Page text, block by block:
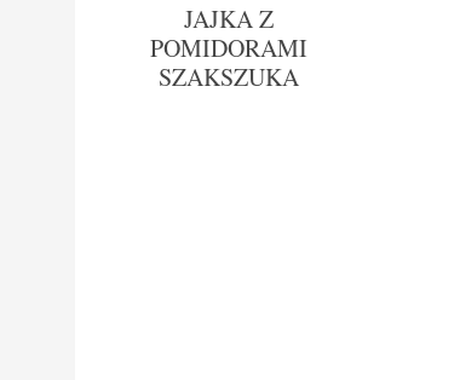
JAJKA Z
POMIDORAMI
SZAKSZUKA